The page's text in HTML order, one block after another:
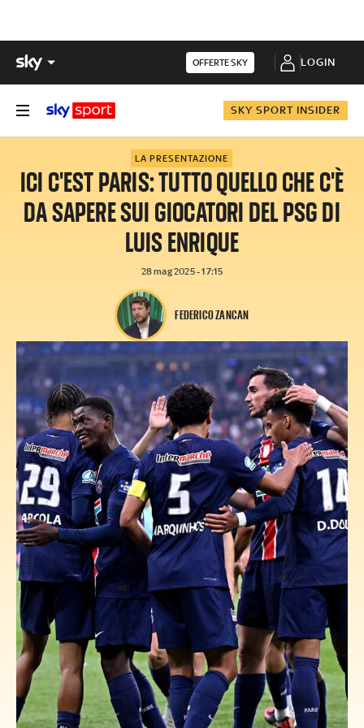
OFFERTE SKY LOGIN
SKY SPORT INSIDER
LA PRESENTAZIONE
ICI C'EST PARIS: TUTTO QUELLO CHE C'È
DA SAPERE SUI GIOCATORI DEL PSG DI
LUIS ENRIQUE
28 mag 2025 - 17:15
FEDERICO ZANCAN